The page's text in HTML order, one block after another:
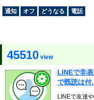
通知
オフ どうなる 電話
45510 view
LINEで非
で既読は付
LINEで友達